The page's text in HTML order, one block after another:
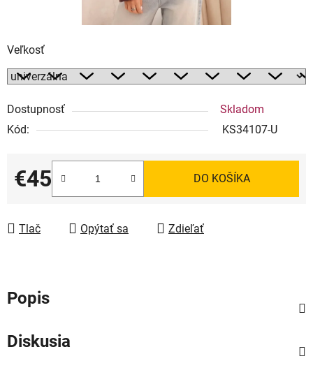
Veľkosť
Dostupnosť
Skladom
Kód:
KS34107-U
€45
Jednotková cena:
DO KOŠÍKA
Tlač Opýtať sa Zdieľať
Popis
Diskusia